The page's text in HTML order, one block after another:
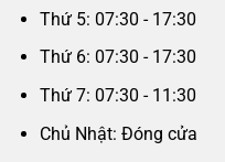
Thứ 5: 07:30 - 17:30
Thứ 6: 07:30 - 17:30
Thứ 7: 07:30 - 11:30
Chủ Nhật: Đóng cửa